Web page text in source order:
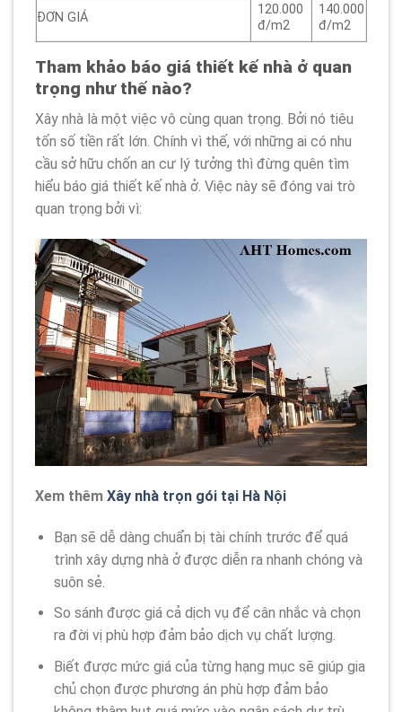
ĐƠN GIÁ
120.000
đ/m2
140.000
đ/m2
Tham khảo báo giá thiết kế nhà ở quan
trọng như thế nào?
Xây nhà là một việc vô cùng quan trọng. Bởi nó tiêu
tốn số tiền rất lớn. Chính vì thế, với những ai có nhu
cầu sở hữu chốn an cư lý tưởng thì đừng quên tìm
hiểu báo giá thiết kế nhà ở. Việc này sẽ đóng vai trò
quan trọng bởi vì:
Xem thêm Xây nhà trọn gói tại Hà Nội
Bạn sẽ dễ dàng chuẩn bị tài chính trước để quá
trình xây dựng nhà ở được diễn ra nhanh chóng và
suôn sẻ.
So sánh được giá cả dịch vụ để cân nhắc và chọn
ra đời vị phù hợp đảm bảo dịch vụ chất lượng.
Biết được mức giá của từng hạng mục sẽ giúp gia
chủ chọn được phương án phù hợp đảm bảo